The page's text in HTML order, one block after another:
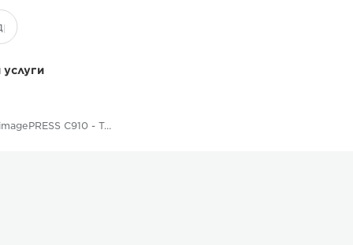
Серия imagePRESS C910 - Технические характеристики